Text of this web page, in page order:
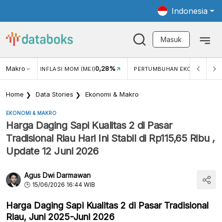
Indonesia
Masuk
Makro
3,08% INFLASI MOM (MEI)0,28% PERTUMBUHAN EKONOMI
Home Data Stories Ekonomi & Makro
EKONOMI & MAKRO
Harga Daging Sapi Kualitas 2 di Pasar
Tradisional Riau Hari Ini Stabil di Rp115,65 Ribu ,
Update 12 Juni 2026
Agus Dwi Darmawan
15/06/2026 16:44 WIB
Harga Daging Sapi Kualitas 2 di Pasar Tradisional
Riau, Juni 2025-Juni 2026